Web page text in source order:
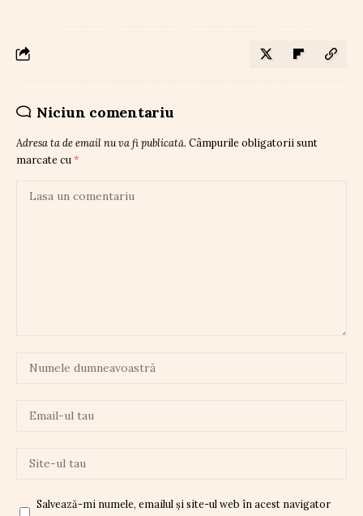
Niciun comentariu
Adresa ta de email nu va fi publicată. Câmpurile obligatorii sunt
marcate cu *
Salvează-mi numele, emailul și site-ul web în acest navigator